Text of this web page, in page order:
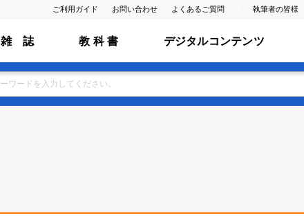
ご利用ガイド お問い合わせ よくあるご質問 執筆者の皆様
雑 誌 教 科 書 デジタルコンテンツ